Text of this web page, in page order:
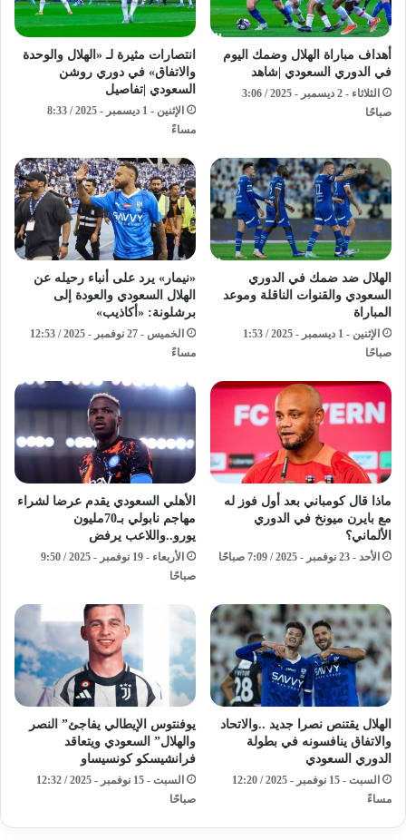
أهداف مباراة الهلال وضمك اليوم
في الدوري السعودي |شاهد
الثلاثاء - 2 ديسمبر - 2025 / 3:06
صباحًا
انتصارات مثيرة لـ «الهلال والوحدة
والاتفاق» في دوري روشن
السعودي |تفاصيل
الإثنين - 1 ديسمبر - 2025 / 8:33
مساءً
الهلال ضد ضمك في الدوري
السعودي والقنوات الناقلة وموعد
المباراة
الإثنين - 1 ديسمبر - 2025 / 1:53
صباحًا
«نيمار» يرد على أنباء رحيله عن
الهلال السعودي والعودة إلى
برشلونة: «أكاذيب»
الخميس - 27 نوفمبر - 2025 / 12:53
مساءً
ماذا قال كومباني بعد أول فوز له
مع بايرن ميونخ في الدوري
الألماني؟
الأحد - 23 نوفمبر - 2025 / 7:09 صباحًا
الأهلي السعودي يقدم عرضا لشراء
مهاجم نابولي بـ70مليون
يورو..واللاعب يرفض
الأربعاء - 19 نوفمبر - 2025 / 9:50
صباحًا
الهلال يقتنص نصرا جديد ..والاتحاد
والاتفاق ينافسونه في بطولة
الدوري السعودي
السبت - 15 نوفمبر - 2025 / 12:20
مساءً
يوفنتوس الإيطالي يفاجئ” النصر
والهلال” السعودي ويتعاقد
فرانشيسكو كونسيساو
السبت - 15 نوفمبر - 2025 / 12:32
صباحًا